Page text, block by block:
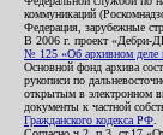
коммуникаций
Федерация, зарубежные
В 2006 г. проект «Дебри-
№ 125 «Об архивном деле
Основной фонд архива
рукописи по
открытым в электронном
документы к частной
Гражданского кодекса РФ